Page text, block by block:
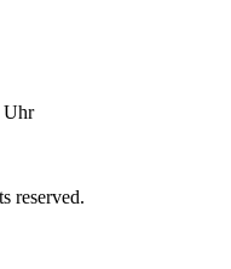
Uhr
reserved.